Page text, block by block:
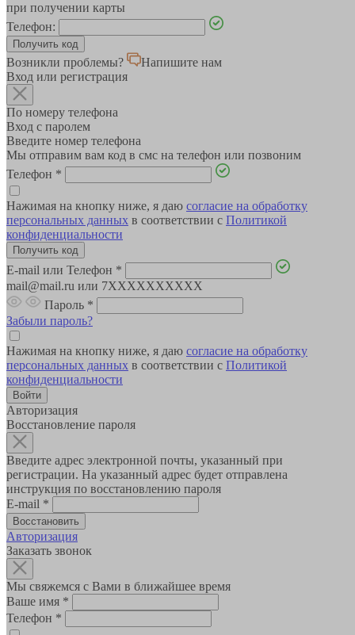
при получении карты
Телефон:
Возникли проблемы?
Напишите нам
Вход или регистрация
По номеру телефона
Вход с паролем
Введите номер телефона
Мы отправим вам код в смс на телефон или позвоним
Телефон *
Нажимая на кнопку ниже, я даю согласие на обработку
персональных данных в соответствии с Политикой
конфиденциальности
E-mail или Телефон *
mail@mail.ru или 7XXXXXXXXXX
Пароль *
Забыли пароль?
Нажимая на кнопку ниже, я даю согласие на обработку
персональных данных в соответствии с Политикой
конфиденциальности
Авторизация
Восстановление пароля
Введите адрес электронной почты, указанный при
регистрации. На указанный адрес будет отправлена
инструкция по восстановлению пароля
E-mail *
Авторизация
Заказать звонок
Мы свяжемся с Вами в ближайшее время
Ваше имя *
Телефон *